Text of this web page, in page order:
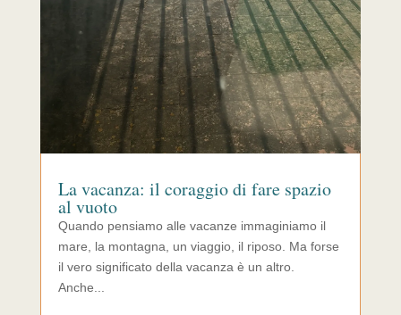
La vacanza: il coraggio di fare spazio
al vuoto
Quando pensiamo alle vacanze immaginiamo il
mare, la montagna, un viaggio, il riposo. Ma forse
il vero significato della vacanza è un altro.
Anche...